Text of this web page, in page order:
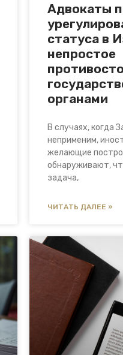
Адвокаты
статуса в
непростое
органами
В случаях, когда
неприменим,
желающие
обнаруживают,
задача,
ЧИТАТЬ ДАЛЕЕ »